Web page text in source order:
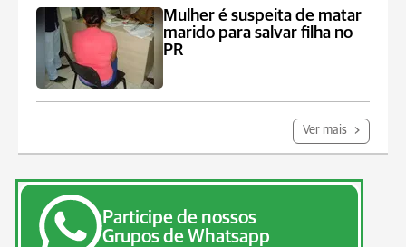
Mulher é suspeita de matar
marido para salvar filha no
PR
Ver mais
Participe de nossos
Grupos de Whatsapp